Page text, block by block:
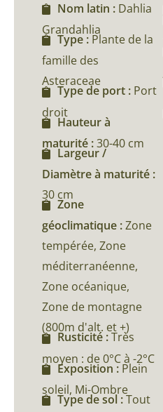
Nom latin : Dahlia
Grandahlia
Type : Plante de la
famille des
Asteraceae
Type de port : Port
droit
Hauteur à
maturité :30-40 cm
Largeur /
Diamètre à maturité :
30 cm
Zone
géoclimatique :Zone
tempérée, Zone
méditerranéenne,
Zone océanique,
Zone de montagne
(800m d'alt. et +)
Rusticité :Très
moyen : de 0°C à -2°C
Exposition :Plein
soleil, Mi-Ombre
Type de sol :Tout